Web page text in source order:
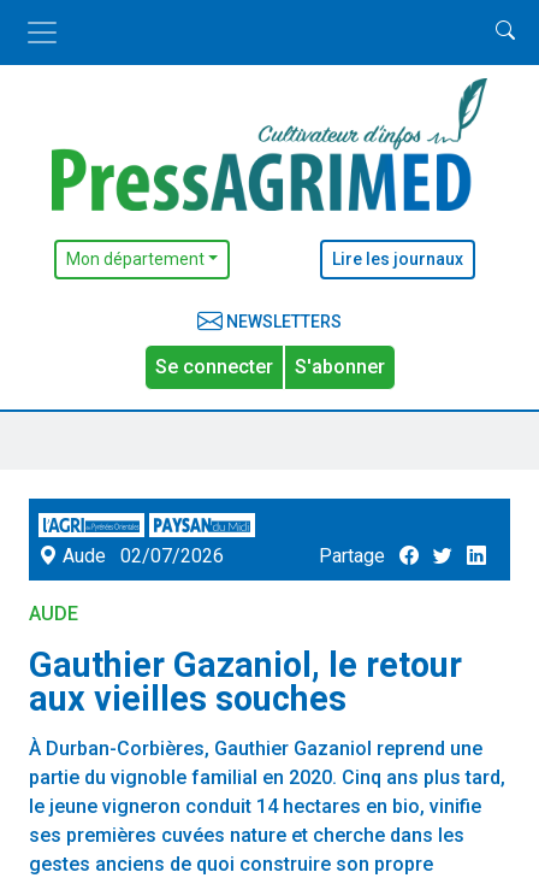
Mon département Lire les journaux
NEWSLETTERS
Se connecter S'abonner
Aude 02/07/2026 Partage
AUDE
Gauthier Gazaniol, le retour
aux vieilles souches
À Durban-Corbières, Gauthier Gazaniol reprend une
partie du vignoble familial en 2020. Cinq ans plus tard,
le jeune vigneron conduit 14 hectares en bio, vinifie
ses premières cuvées nature et cherche dans les
gestes anciens de quoi construire son propre